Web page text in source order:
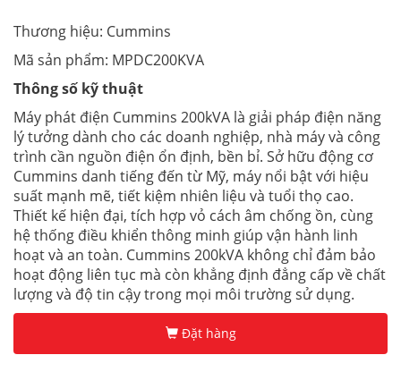
Thương hiệu: Cummins
Mã sản phẩm: MPDC200KVA
Thông số kỹ thuật
Máy phát điện Cummins 200kVA là giải pháp điện năng
lý tưởng dành cho các doanh nghiệp, nhà máy và công
trình cần nguồn điện ổn định, bền bỉ. Sở hữu động cơ
Cummins danh tiếng đến từ Mỹ, máy nổi bật với hiệu
suất mạnh mẽ, tiết kiệm nhiên liệu và tuổi thọ cao.
Thiết kế hiện đại, tích hợp vỏ cách âm chống ồn, cùng
hệ thống điều khiển thông minh giúp vận hành linh
hoạt và an toàn. Cummins 200kVA không chỉ đảm bảo
hoạt động liên tục mà còn khẳng định đẳng cấp về chất
lượng và độ tin cậy trong mọi môi trường sử dụng.
Đặt hàng